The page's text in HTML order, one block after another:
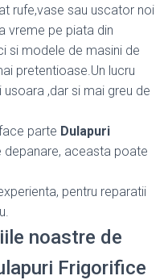
rufe,vase sau uscator noi
vreme pe piata din
si modele de masini de
pretentioase.Un lucru
,dar si mai greu de
parte Dulapuri
depanare, aceasta poate
pentru reparatii
noastre de
Frigorifice